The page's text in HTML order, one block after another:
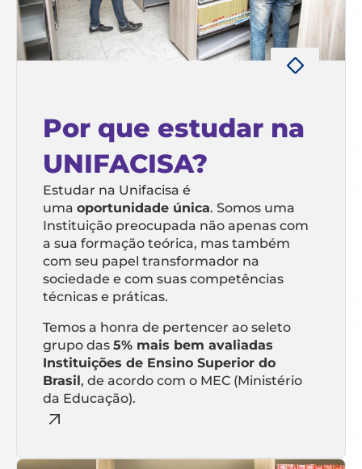
Por que estudar na
UNIFACISA?
Estudar na Unifacisa é
uma oportunidade única. Somos uma
Instituição preocupada não apenas com
a sua formação teórica, mas também
com seu papel transformador na
sociedade e com suas competências
técnicas e práticas.
Temos a honra de pertencer ao seleto
grupo das 5% mais bem avaliadas
Instituições de Ensino Superior do
Brasil, de acordo com o MEC (Ministério
da Educação).